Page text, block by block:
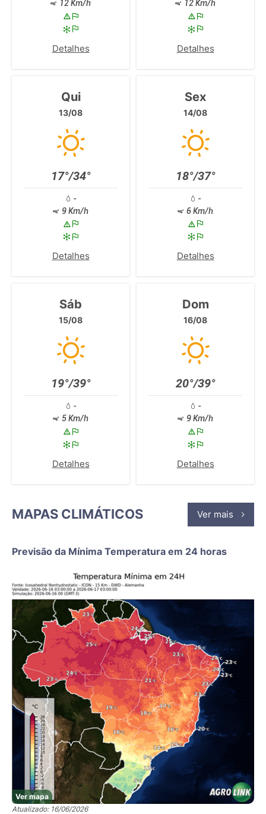
12 Km/h
Detalhes
12 Km/h
Detalhes
Qui
13/08
17°/34°
-
9 Km/h
Detalhes
Sex
14/08
18°/37°
-
6 Km/h
Detalhes
Sáb
15/08
19°/39°
-
5 Km/h
Detalhes
Dom
16/08
20°/39°
-
9 Km/h
Detalhes
MAPAS CLIMÁTICOS Ver mais
Previsão da Mínima Temperatura em 24 horas
Ver mapa
Atualizado: 16/06/2026